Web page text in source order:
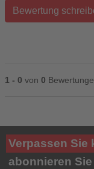
Bewertung
1 - 0 von 0
Ihre Bewertung**
★★★★★
Verpassen Sie
abonnieren